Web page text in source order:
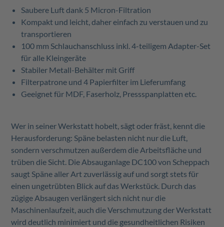
Saubere Luft dank 5 Micron-Filtration
Kompakt und leicht, daher einfach zu verstauen und zu
transportieren
100 mm Schlauchanschluss inkl. 4-teiligem Adapter-Set
für alle Kleingeräte
Stabiler Metall-Behälter mit Griff
Filterpatrone und 4 Papierfilter im Lieferumfang
Geeignet für MDF, Faserholz, Pressspanplatten etc.
Wer in seiner Werkstatt hobelt, sägt oder fräst, kennt die
Herausforderung: Späne belasten nicht nur die Luft,
sondern verschmutzen außerdem die Arbeitsfläche und
trüben die Sicht. Die Absauganlage DC100 von Scheppach
saugt Späne aller Art zuverlässig auf und sorgt stets für
einen ungetrübten Blick auf das Werkstück. Durch das
zügige Absaugen verlängert sich nicht nur die
Maschinenlaufzeit, auch die Verschmutzung der Werkstatt
wird deutlich minimiert und die gesundheitlichen Risiken